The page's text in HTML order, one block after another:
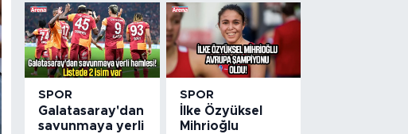
SPOR
Galatasaray'dan
savunmaya yerli
SPOR
İlke Özyüksel
Mihrioğlu